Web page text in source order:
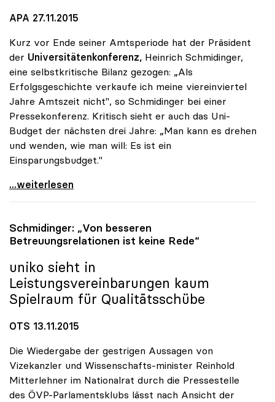
APA 27.11.2015
Kurz vor Ende seiner Amtsperiode hat der Präsident
der Universitätenkonferenz, Heinrich Schmidinger,
eine selbstkritische Bilanz gezogen: „Als
Erfolgsgeschichte verkaufe ich meine viereinviertel
Jahre Amtszeit nicht", so Schmidinger bei einer
Pressekonferenz. Kritisch sieht er auch das Uni-
Budget der nächsten drei Jahre: „Man kann es drehen
und wenden, wie man will: Es ist ein
Einsparungsbudget."
uniko-Chef zog Bilanz: „Keine Erfolgsgeschichte\"
...weiterlesen
Schmidinger: „Von besseren
Betreuungsrelationen ist keine Rede“
uniko sieht in
Leistungsvereinbarungen kaum
Spielraum für Qualitätsschübe
OTS 13.11.2015
Die Wiedergabe der gestrigen Aussagen von
Vizekanzler und Wissenschafts-minister Reinhold
Mitterlehner im Nationalrat durch die Pressestelle
des ÖVP-Parlamentsklubs lässt nach Ansicht der